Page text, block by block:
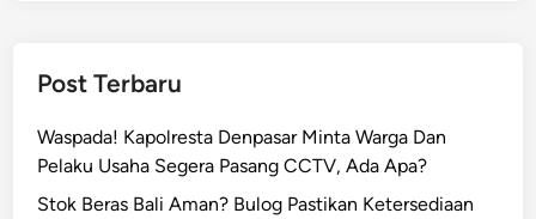
Post Terbaru
Waspada! Kapolresta Denpasar Minta Warga Dan
Pelaku Usaha Segera Pasang CCTV, Ada Apa?
Stok Beras Bali Aman? Bulog Pastikan Ketersediaan